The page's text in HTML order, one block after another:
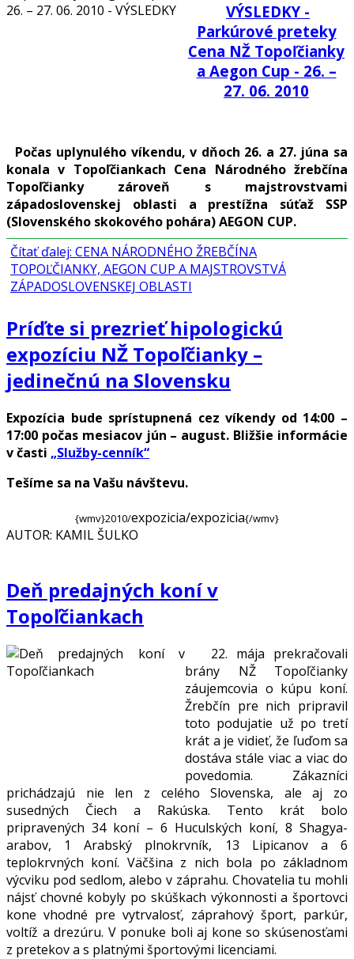
VÝSLEDKY -
Parkúrové preteky
Cena NŽ Topoľčianky
a Aegon Cup - 26. –
27. 06. 2010
Počas uplynulého víkendu, v dňoch 26. a 27. júna sa
konala v Topoľčiankach Cena Národného žrebčína
Topoľčianky zároveň s majstrovstvami
západoslovenskej oblasti a prestížna súťaž SSP
(Slovenského skokového pohára) AEGON CUP.
Čítať ďalej: CENA NÁRODNÉHO ŽREBČÍNA
TOPOĽČIANKY, AEGON CUP A MAJSTROVSTVÁ
ZÁPADOSLOVENSKEJ OBLASTI
Príďte si prezrieť hipologickú
expozíciu NŽ Topoľčianky –
jedinečnú na Slovensku
Expozícia bude sprístupnená cez víkendy od 14:00 –
17:00 počas mesiacov jún – august. Bližšie informácie
v časti „Služby-cenník“
Tešíme sa na Vašu návštevu.
{wmv}2010/expozicia/expozicia{/wmv}
AUTOR: KAMIL ŠULKO
Deň predajných koní v
Topoľčiankach
22. mája prekračovali
brány NŽ Topoľčianky
záujemcovia o kúpu koní.
Žrebčín pre nich pripravil
toto podujatie už po tretí
krát a je vidieť, že ľuďom sa
dostáva stále viac a viac do
povedomia. Zákazníci
prichádzajú nie len z celého Slovenska, ale aj zo
susedných Čiech a Rakúska. Tento krát bolo
pripravených 34 koní – 6 Huculských koní, 8 Shagya-
arabov, 1 Arabský plnokrvník, 13 Lipicanov a 6
teplokrvných koní. Väčšina z nich bola po základnom
výcviku pod sedlom, alebo v záprahu. Chovatelia tu mohli
nájsť chovné kobyly po skúškach výkonnosti a športovci
kone vhodné pre vytrvalosť, záprahový šport, parkúr,
voltíž a drezúru. V ponuke boli aj kone so skúsenosťami
z pretekov a s platnými športovými licenciami.